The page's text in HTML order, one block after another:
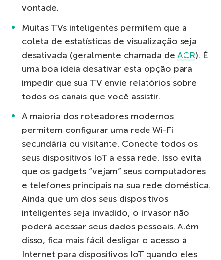
vontade.
Muitas TVs inteligentes permitem que a
coleta de estatísticas de visualização seja
desativada (geralmente chamada de ACR). É
uma boa ideia desativar esta opção para
impedir que sua TV envie relatórios sobre
todos os canais que você assistir.
A maioria dos roteadores modernos
permitem configurar uma rede Wi-Fi
secundária ou visitante. Conecte todos os
seus dispositivos IoT a essa rede. Isso evita
que os gadgets “vejam” seus computadores
e telefones principais na sua rede doméstica.
Ainda que um dos seus dispositivos
inteligentes seja invadido, o invasor não
poderá acessar seus dados pessoais. Além
disso, fica mais fácil desligar o acesso à
Internet para dispositivos IoT quando eles